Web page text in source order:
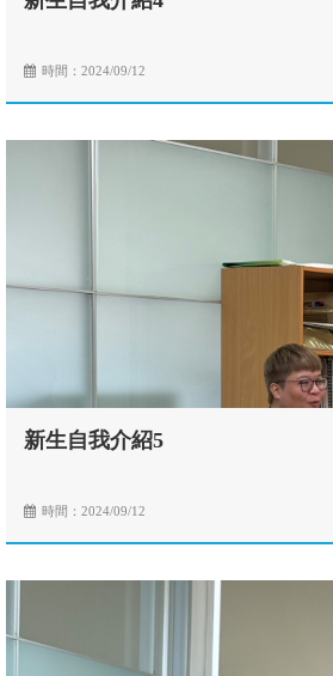
時間：2024/09/12
新生自我介紹5
時間：2024/09/12